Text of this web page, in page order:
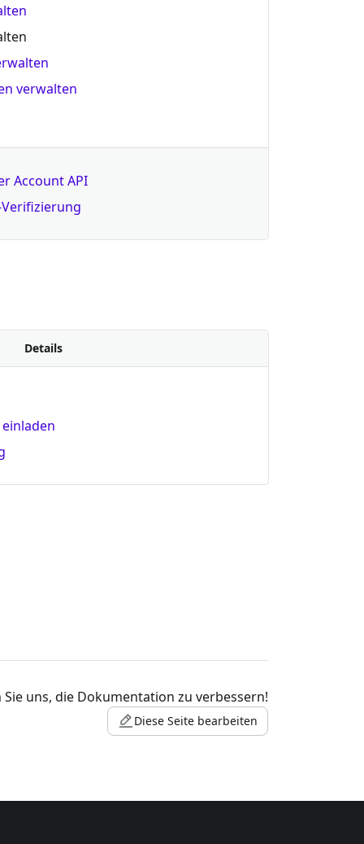
verwalten
Account API
Verifizierung
Details
Sie uns, die Dokumentation zu verbessern!
Diese Seite bearbeiten